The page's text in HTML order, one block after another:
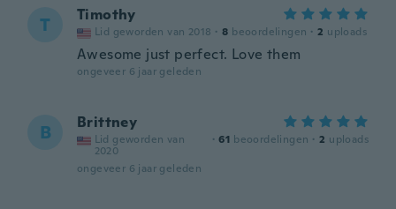
T Timothy
Lid geworden van 2018 · 8 beoordelingen · 2 uploads
Awesome just perfect. Love them
ongeveer 6 jaar geleden
B Brittney
Lid geworden van
2020
· 61 beoordelingen · 2 uploads
ongeveer 6 jaar geleden